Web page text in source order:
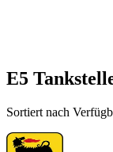
E5
Sortiert nach